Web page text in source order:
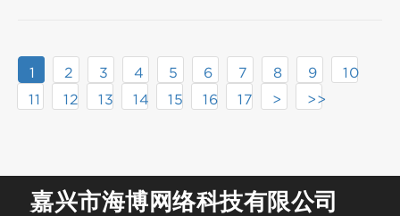
1 2 3 4 5 6 7 8 9
10
11
12 13 14 15 16 17 > >>
嘉兴市海博网络科技有限公司